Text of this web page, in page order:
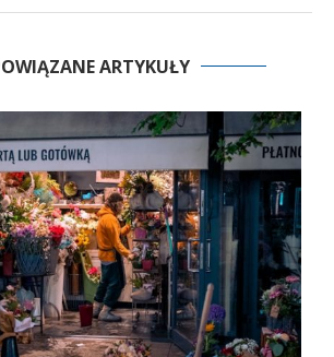
ARTYKUŁY